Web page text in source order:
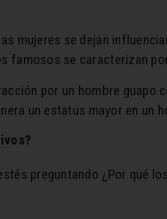
mujeres se dejan
famosos se caracterizan
por un hombre guapo
un estatus mayor en un
preguntando ¿Por qué